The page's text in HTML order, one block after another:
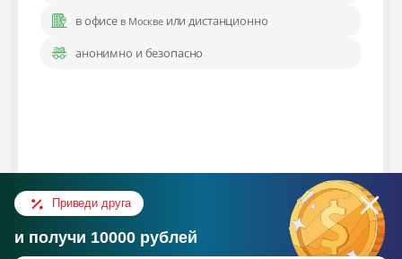
Приведи друга
и получи 10000 рублей
в офисе в Москвеили дистанционно
анонимно и безопасно
Подробнее об услуге
Консультация в Telegram